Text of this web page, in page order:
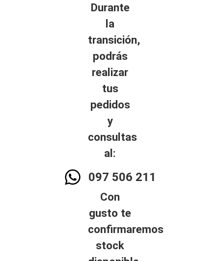
Durante
la
transición,
podrás
realizar
tus
pedidos
y
consultas
al:
097 506 211
Con
gusto te
confirmaremos
stock